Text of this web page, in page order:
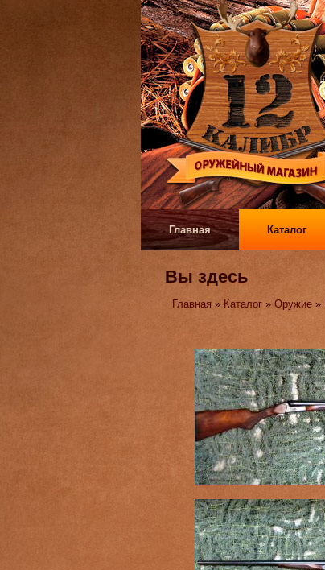
Главная Каталог
Вы здесь
Главная » Каталог »Оружие »